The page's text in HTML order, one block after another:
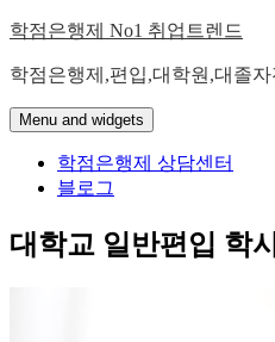
Skip
content
학점은행제 No1 취업트렌드
학점은행제,편입,대학원,대졸
Menu and widgets
학점은행제 상담센터
블로그
대학교 일반편입 학